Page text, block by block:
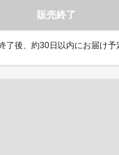
販売終了
了後、約30日以内にお届け予